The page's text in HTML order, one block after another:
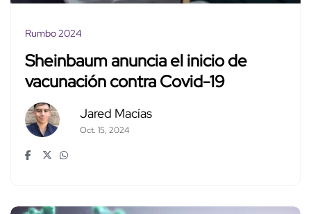
Rumbo 2024
Sheinbaum anuncia el inicio de
vacunación contra Covid-19
Jared Macías
Oct. 15, 2024